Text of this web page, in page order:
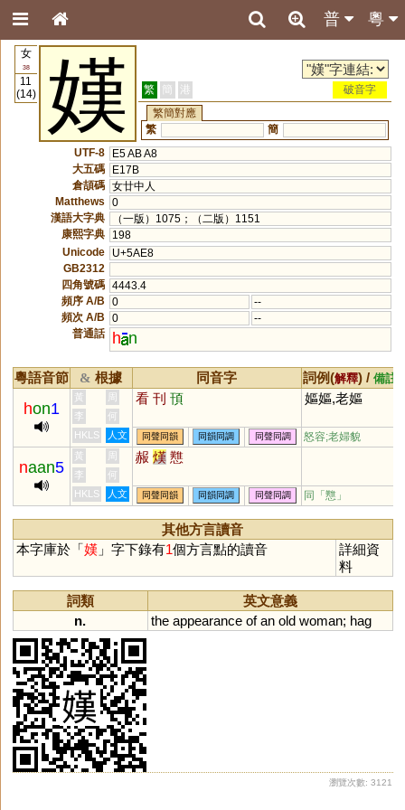
粵
普
女
38
11
(14)
嫨 繁 簡 港
破音字
繁簡對應
繁
簡
UTF-8
E5 AB A8
大五碼
E17B
倉頡碼 女廿中人
Matthews
0
漢語大字典
（一版）1075；（二版）1151
康熙字典
198
Unicode
U+5AE8
GB2312
四角號碼 4443.4
頻序 A/B
0
--
頻次 A/B
0
--
普通話
h n
粵語音節 & 根據 同音字 詞例(解釋) / 備註
hon1
黃 周 看 刊 頇 嫗嫗,老嫗
李
何
HKLS
人文 同聲同韻 同韻同調 同聲同調 怒容;老婦貌
naan5
黃 周 赧 熯 戁
李
何
HKLS
人文 同聲同韻 同韻同調 同聲同調 同「戁 」
其他方言讀音
本字庫於「 嫨」字下錄有1個方言點的讀音
詳細資
料
詞類
英文意義
n.
the appearance of an old woman; hag
瀏覽次數: 3121